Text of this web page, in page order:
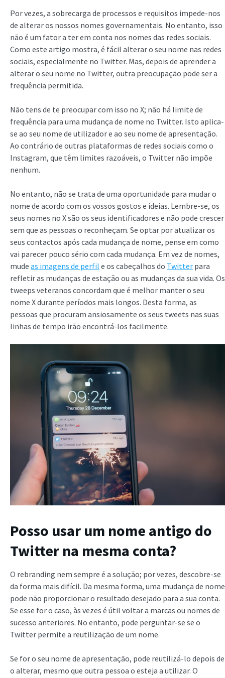
Por vezes, a sobrecarga de processos e requisitos impede-nos
de alterar os nossos nomes governamentais. No entanto, isso
não é um fator a ter em conta nos nomes das redes sociais.
Como este artigo mostra, é fácil alterar o seu nome nas redes
sociais, especialmente no Twitter. Mas, depois de aprender a
alterar o seu nome no Twitter, outra preocupação pode ser a
frequência permitida.
Não tens de te preocupar com isso no X; não há limite de
frequência para uma mudança de nome no Twitter. Isto aplica-
se ao seu nome de utilizador e ao seu nome de apresentação.
Ao contrário de outras plataformas de redes sociais como o
Instagram, que têm limites razoáveis, o Twitter não impõe
nenhum.
No entanto, não se trata de uma oportunidade para mudar o
nome de acordo com os vossos gostos e ideias. Lembre-se, os
seus nomes no X são os seus identificadores e não pode crescer
sem que as pessoas o reconheçam. Se optar por atualizar os
seus contactos após cada mudança de nome, pense em como
vai parecer pouco sério com cada mudança. Em vez de nomes,
mude as imagens de perfil e os cabeçalhos do Twitter para
refletir as mudanças de estação ou as mudanças da sua vida. Os
tweeps veteranos concordam que é melhor manter o seu
nome X durante períodos mais longos. Desta forma, as
pessoas que procuram ansiosamente os seus tweets nas suas
linhas de tempo irão encontrá-los facilmente.
Posso usar um nome antigo do
Twitter na mesma conta?
O rebranding nem sempre é a solução; por vezes, descobre-se
da forma mais difícil. Da mesma forma, uma mudança de nome
pode não proporcionar o resultado desejado para a sua conta.
Se esse for o caso, às vezes é útil voltar a marcas ou nomes de
sucesso anteriores. No entanto, pode perguntar-se se o
Twitter permite a reutilização de um nome.
Se for o seu nome de apresentação, pode reutilizá-lo depois de
o alterar, mesmo que outra pessoa o esteja a utilizar. O